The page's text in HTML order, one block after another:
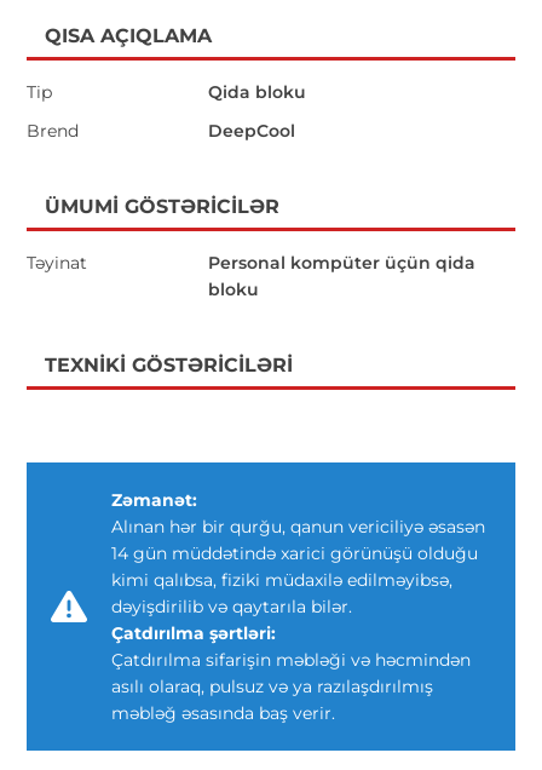
QISA AÇIQLAMA
Tip
Qida bloku
Brend
DeepCool
ÜMUMI GÖSTƏRICILƏR
Təyinat
Personal kompüter üçün qida
bloku
TEXNIKI GÖSTƏRICILƏRI
Zəmanət:
Alınan hər bir qurğu, qanun vericiliyə əsasən
14 gün müddətində xarici görünüşü olduğu
kimi qalıbsa, fiziki müdaxilə edilməyibsə,
dəyişdirilib və qaytarıla bilər.
Çatdırılma şərtləri:
Çatdırılma sifarişin məbləği və həcmindən
asılı olaraq, pulsuz və ya razılaşdırılmış
məbləğ əsasında baş verir.